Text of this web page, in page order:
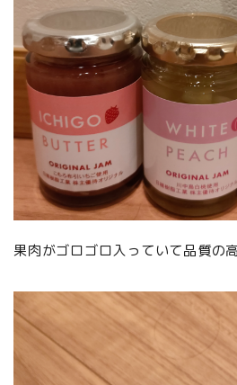
果肉がゴロゴロ入っていて品質の